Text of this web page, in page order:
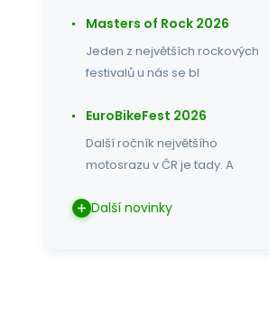
Masters of Rock 2026
Jeden z největších rockových
festivalů u nás se bl
EuroBikeFest 2026
Další ročník největšího
motosrazu v ČR je tady. A
Další novinky